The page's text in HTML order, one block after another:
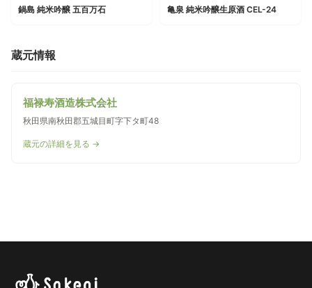
鍋島 純米吟醸 五百万石 亀泉 純米吟醸生原酒 CEL-24
蔵元情報
福禄寿酒造株式会社
秋田県南秋田郡五城目町字下タ町48
蔵元の詳細を見る →